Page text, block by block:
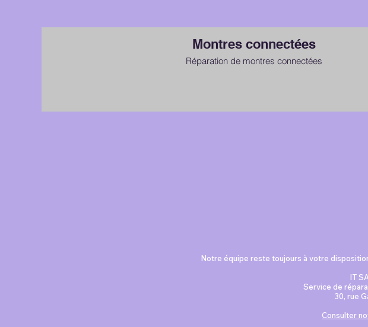
Montres connectées
Réparation de montres connectées
Notre équipe reste toujours à votre
IT
Service de
30, rue
Consulter